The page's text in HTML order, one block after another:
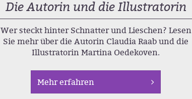
Die Autorin und die Illustratorin
Wer steckt hinter Schnatter und Lieschen? Lesen
Sie mehr über die Autorin Claudia Raab und die
Illustratorin Martina Oedekoven.
Mehr erfahren